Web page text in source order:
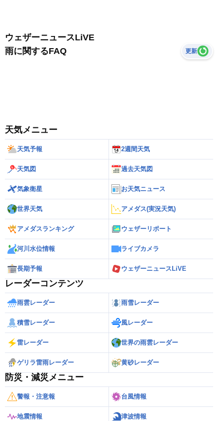
ウェザーニュースLiVE
雨に関するFAQ
更新
天気メニュー
天気予報 2週間天気
天気図 過去天気図
気象衛星 お天気ニュース
世界天気 アメダス(実況天気)
アメダスランキング ウェザーリポート
河川水位情報 ライブカメラ
長期予報 ウェザーニュースLiVE
レーダーコンテンツ
雨雲レーダー 雨雪レーダー
積雪レーダー 風レーダー
雷レーダー 世界の雨雲レーダー
ゲリラ雷雨レーダー 黄砂レーダー
防災・減災メニュー
警報・注意報 台風情報
地震情報 津波情報